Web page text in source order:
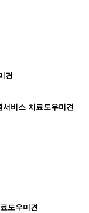
견
비스 치료도우미견
도우미견